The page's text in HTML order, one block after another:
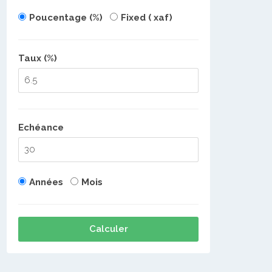
Poucentage (%) Fixed ( xaf)
Taux (%)
Echéance
Années Mois
Calculer